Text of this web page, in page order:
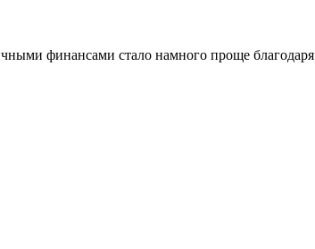
финансами стало намного проще благодаря